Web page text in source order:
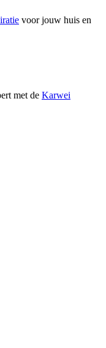
voor jouw huis en
met de Karwei